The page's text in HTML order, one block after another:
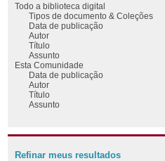
Todo a biblioteca digital
Tipos de documento & Coleções
Data de publicação
Autor
Título
Assunto
Esta Comunidade
Data de publicação
Autor
Título
Assunto
Refinar meus resultados